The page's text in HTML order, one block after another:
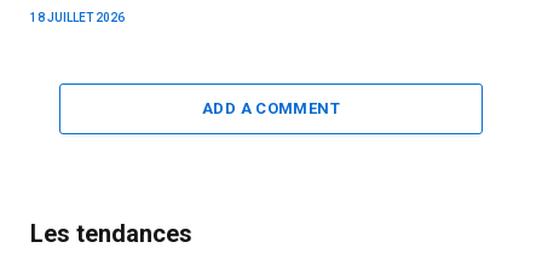
18 JUILLET 2026
ADD A COMMENT
Les tendances